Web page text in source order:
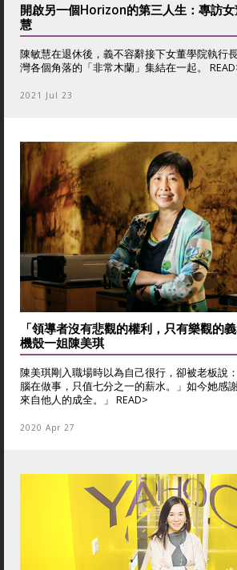
開啟另一個Horizon的第三人生：專訪
慧
陳敏慧在退休後，義不容辭接下女董學院執行
灣各個角落的「非常木蘭」集結在一起。
2021 Jul 23
「領導者沒有悲觀的權利，只有樂觀的
機殼一姐陳美琪
陳美琪剛入職場時以為自己很行，卻被老板說
腦在做事，只值七分之一的薪水。」如今她感
來自他人的成全。」 READ>
2020 Apr 27